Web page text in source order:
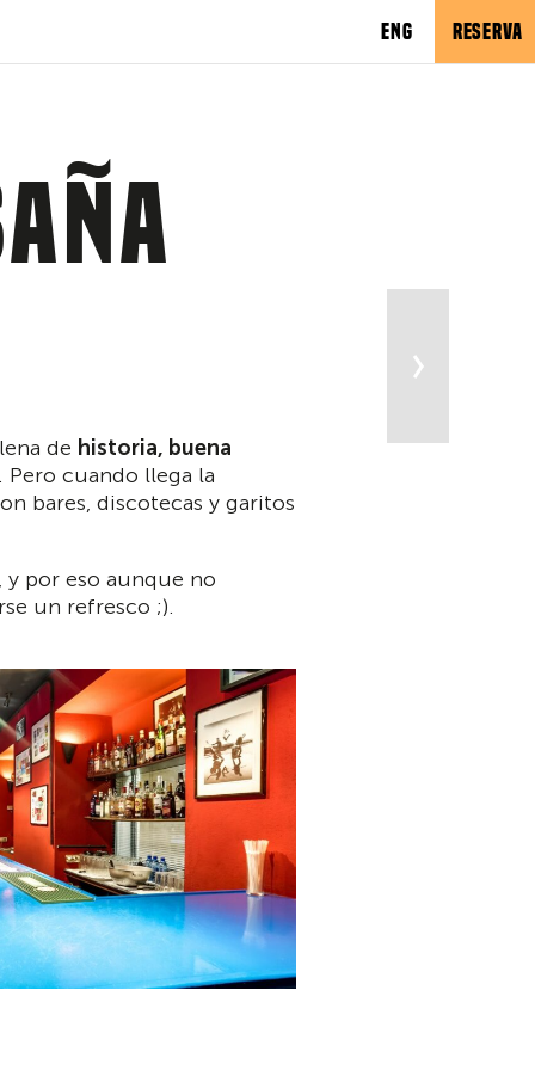
ENG RESERVA
de historia, buena
Pero cuando llega la
bares, discotecas y garitos
y por eso aunque no
un refresco ;).